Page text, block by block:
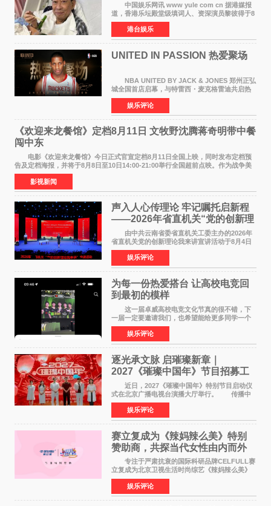
中国娱乐网讯 www yule com cn 据港媒报
道，香港乐坛殿堂级填词人、资深演员黎彼得于8
月5日上午因病离世，终年76岁。好友钟志光透
露，黎彼得今年3月中风后便卧床休养，身体机能
持续衰退，最
港台娱乐
UNITED IN PASSION 热爱聚场
NBA UNITED BY JACK & JONES 郑州正弘
城全国首店启幕，与特雷西・麦克格雷迪共启热
爱 2026 年7 月21 日，
NBAUNITEDBYJACK&JONES 全国首店，于郑
州正弘城正式启幕。NBA 传奇球星
娱乐评论
《欢迎来龙餐馆》定档8月11日 文牧野沈腾蒋奇明带中餐
闯中东
电影《欢迎来龙餐馆》今日正式官宣定档8月11日全国上映，同时发布定档预
告及定档海报，并将于8月8日至10日14:00-21:00举行全国超前点映。作为战争美
食大片，影片讲述的是中国厨师徐福（沈腾
影视新闻
声入人心传理论 牢记嘱托启新程
——2026年省直机关“党的创新理
论我来讲”宣讲活动圆满落幕
由中共云南省委省直机关工委主办的2026年
省直机关党的创新理论我来讲宣讲活动于8月4日
至5日在昆明举办。活动以 "牢记嘱托 感恩奋进
开创云南发展新局面 "为主题，坚持以新时代中国
特色社会主义
娱乐评论
为每一份热爱搭台 让高校电竞回
到最初的模样
这一届卓威高校电竞文化节真的很不错，下
一届一定要邀请我们，也希望能给更多同学一个
来到现场的机会。 2026卓威高校电竞文化节
已经落下帷幕，在活动结束后，仍有不少高校电
竞社负责人和现
娱乐评论
逐光承文脉 启璀璨新章｜
2027《璀璨中国年》节目招募工
作圆满启动
近日，2027《璀璨中国年》特别节目启动仪
式在北京广播电视台演播大厅举行。 传播中
华优秀传统文化，弘扬纯正国风艺术，打造高规
格、高质感、正能量的文艺盛典，是璀璨中国年
矢志不渝的初心
娱乐评论
赛立复成为《辣妈辣么美》特别
赞助商，共探当代女性由内而外
活力美
专注于严肃抗衰的国际科研品牌CELFULL赛
立复成为北京卫视生活时尚综艺《辣妈辣么美》
的特别赞助商,明星辣妈袁咏仪倾情参与，向广大
都市女性传递健康生活新主张，寄语当代女性在
家庭与自我之间
娱乐评论